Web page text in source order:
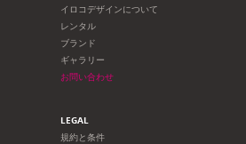
イロコデザインについて
レンタル
ブランド
ギャラリー
お問い合わせ
LEGAL
規約と条件